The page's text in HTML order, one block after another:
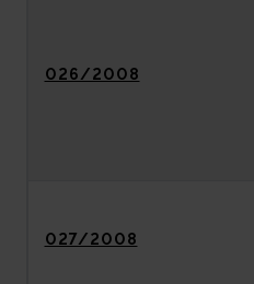
026/2008
027/2008